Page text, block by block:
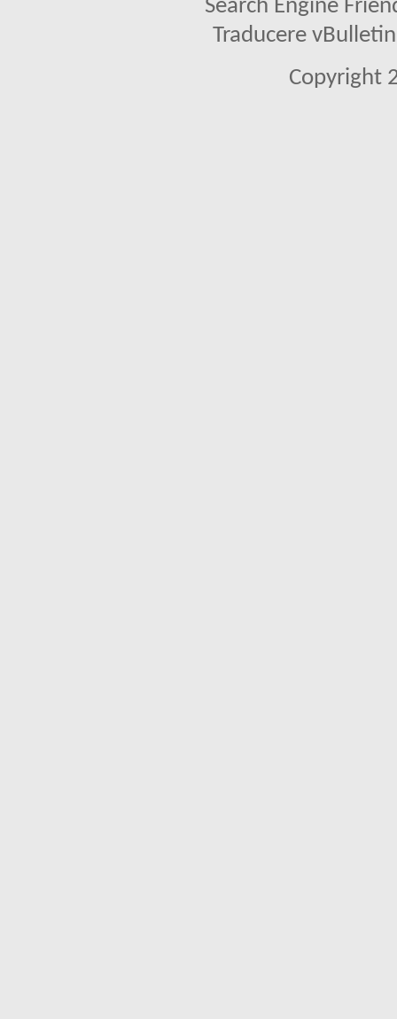
Search Engine
Traducere
Copyright